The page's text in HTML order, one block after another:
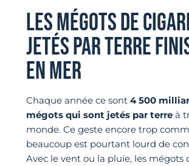
LES MÉGOTS DE
JETÉS PAR TERRE
EN MER
Chaque année ce sont 4 500
mégots qui sont jetés par terreà
monde. Ce geste encore trop
beaucoup est pourtant lourd de
Avec le vent ou la pluie, les mégots